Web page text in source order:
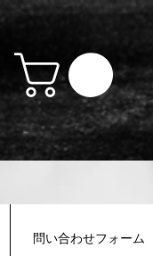
問い合わせフォーム